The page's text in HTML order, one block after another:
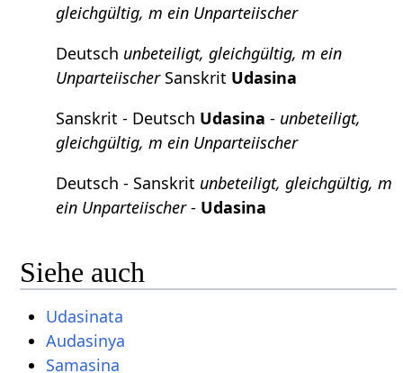
gleichgültig, m ein Unparteiischer
Deutsch unbeteiligt, gleichgültig, m ein
UnparteiischerSanskrit Udasina
Sanskrit - Deutsch Udasina - unbeteiligt,
gleichgültig, m ein Unparteiischer
Deutsch - Sanskrit unbeteiligt, gleichgültig, m
ein Unparteiischer- Udasina
Siehe auch
Udasinata
Audasinya
Samasina